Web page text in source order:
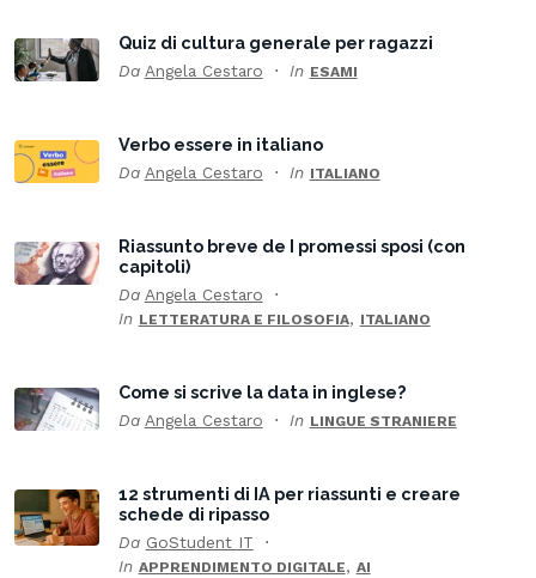
Quiz di cultura generale per ragazzi
Da Angela Cestaro In ESAMI
Verbo essere in italiano
Da Angela Cestaro In ITALIANO
Riassunto breve de I promessi sposi (con
capitoli)
Da Angela Cestaro
In LETTERATURA E FILOSOFIA, ITALIANO
Come si scrive la data in inglese?
Da Angela Cestaro In LINGUE STRANIERE
12 strumenti di IA per riassunti e creare
schede di ripasso
Da GoStudent IT
In APPRENDIMENTO DIGITALE, AI